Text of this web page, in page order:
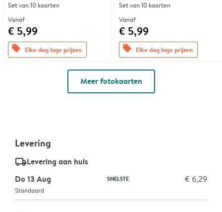
Set van 10 kaarten
Vanaf
€ 5,99
offers Elke dag lage prijzen
Set van 10 kaarten
Vanaf
€ 5,99
offers Elke dag lage prijzen
Meer fotokaarten
Levering
delivery_standard_v2Levering aan huis
Do 13 Aug
SNELSTE € 6,29
Standaard